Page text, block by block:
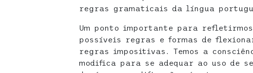
regras gramaticais da língua
Um ponto importante para refletirmos
possíveis regras e formas de
regras impositivas. Temos a
modifica para se adequar ao uso de